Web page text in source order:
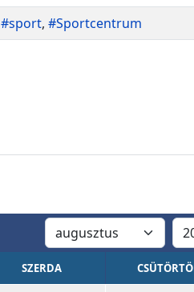
#sport, #Sportcentrum
SZERDA